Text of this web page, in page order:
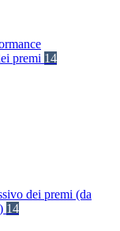
premi 14
dei premi (da
14